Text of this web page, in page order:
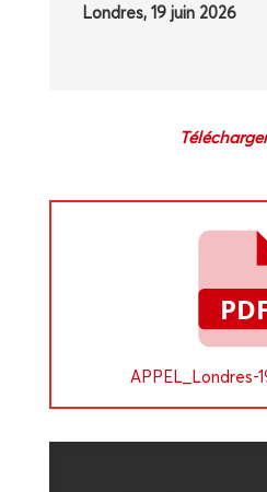
Londres, 19 juin 2026
APPEL_­Londres-